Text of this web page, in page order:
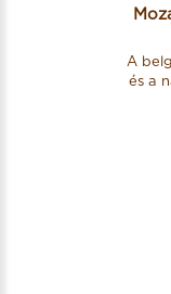
A
és a